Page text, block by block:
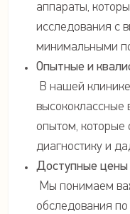
аппараты,
исследования с
минимальными
Опытные и
В нашей
высококлассные
опытом, которые
диагностику и
Доступные
Мы понимаем
обследования